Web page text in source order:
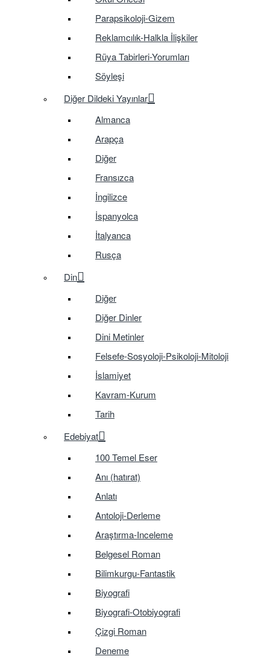
Parapsikoloji-Gizem
Reklamcılık-Halkla İlişkiler
Rüya Tabirleri-Yorumları
Söyleşi
Diğer Dildeki Yayınlar
Almanca
Arapça
Diğer
Fransızca
İngilizce
İspanyolca
İtalyanca
Rusça
Din
Diğer
Diğer Dinler
Dini Metinler
Felsefe-Sosyoloji-Psikoloji-Mitoloji
İslamiyet
Kavram-Kurum
Tarih
Edebiyat
100 Temel Eser
Anı (hatırat)
Anlatı
Antoloji-Derleme
Araştırma-Inceleme
Belgesel Roman
Bilimkurgu-Fantastik
Biyografi
Biyografi-Otobiyografi
Çizgi Roman
Deneme